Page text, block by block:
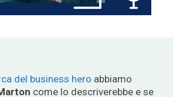
del business hero abbiamo
come lo descriverebbe e se